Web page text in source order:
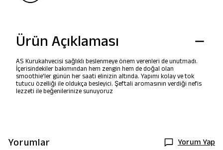
Ürün Açıklaması
AS Kurukahvecisi sağlıklı beslenmeye önem verenleri de unutmadı.
İçerisindekiler bakımından hem zengin hem de doğal olan
smoothie’ler günün her saati elinizin altında. Yapımı kolay ve tok
tutucu özelliği ile oldukça besleyici. Şeftali aromasının verdiği nefis
lezzeti ile beğenilerinize sunuyoruz
Yorumlar Yorum Yap